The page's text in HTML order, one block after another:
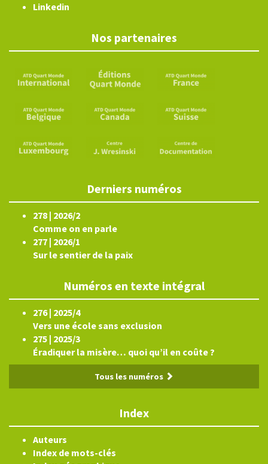
Linkedin
Nos partenaires
Derniers numéros
278 | 2026/2
Comme on en parle
277 | 2026/1
Sur le sentier de la paix
Numéros en texte intégral
276 | 2025/4
Vers une école sans exclusion
275 | 2025/3
Éradiquer la misère… quoi qu’il en coûte ?
Tous les numéros
Index
Auteurs
Index de mots-clés